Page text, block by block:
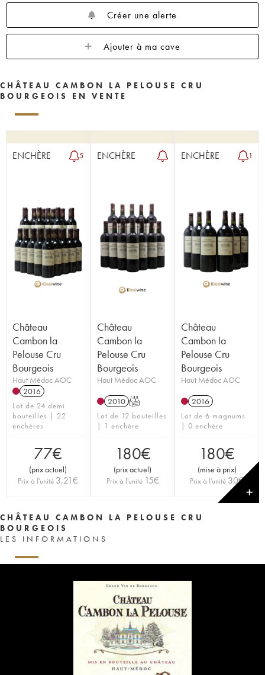
Créer une alerte
Ajouter à ma cave
CHÂTEAU CAMBON LA PELOUSE CRU
BOURGEOIS EN VENTE
ENCHÈRE 5
Château
Cambon la
Pelouse Cru
Bourgeois
Haut Médoc AOC
2016
Lot de 24 demi
bouteilles | 22
enchères
77€
(prix actuel)
Prix à l'unité 3,21€
ENCHÈRE
Château
Cambon la
Pelouse Cru
Bourgeois
Haut Médoc AOC
2010 T
Lot de 12 bouteilles
| 1 enchère
180€
(prix actuel)
Prix à l'unité 15€
ENCHÈRE 1
Château
Cambon la
Pelouse Cru
Bourgeois
Haut Médoc AOC
2016
Lot de 6 magnums
| 0 enchère
180€
(mise à prix)
Prix à l'unité 30€
✕
CHÂTEAU CAMBON LA PELOUSE CRU
BOURGEOIS
LES INFORMATIONS